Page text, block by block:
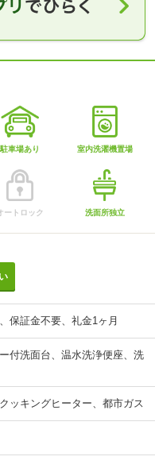
駐車場あり 室内洗濯機置場
ートロック 洗面所独立
保証金不要、礼金1ヶ月
付洗面台、温水洗浄便座、洗
ッキングヒーター、都市ガス